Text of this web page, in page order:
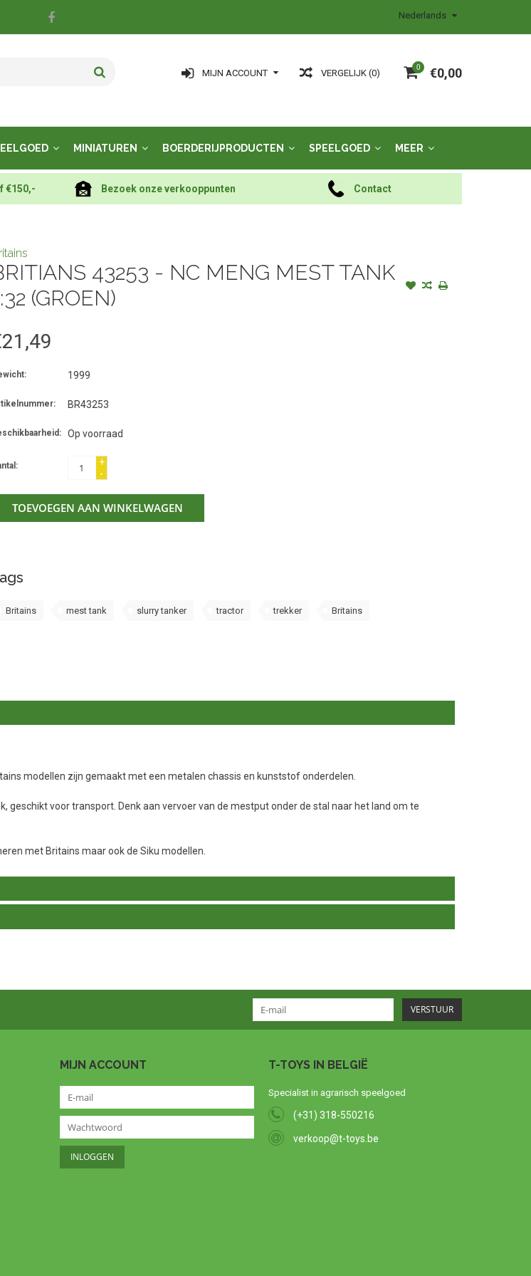
Nederlands
0 €0,00
VERGELIJK (0)
MIJN ACCOUNT
MINIATUREN BOERDERIJPRODUCTEN SPEELGOED MEER
€150,- Bezoek onze verkooppunten Contact
43253 - NC MENG MEST TANK
(GROEN)
1999
BR43253
Op voorraad
+
-
TOEVOEGEN AAN WINKELWAGEN
Britains mest tank slurry tanker tractor trekker Britains
modellen zijn gemaakt met een metalen chassis en kunststof onderdelen.
voor transport. Denk aan vervoer van de mestput onder de stal naar het land om te
met Britains maar ook de Siku modellen.
VERSTUUR
MIJN ACCOUNT T-TOYS IN BELGIË
Specialist in agrarisch speelgoed
(+31) 318-550216
verkoop@t-toys.be